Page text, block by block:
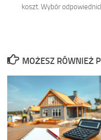
koszt. Wybór
MOŻESZ RÓWNIEŻ